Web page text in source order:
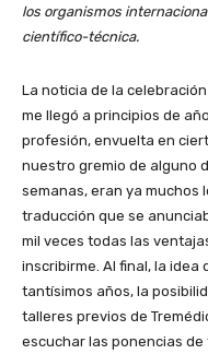
los organismos
científico-técnica.
La noticia de la
me llegó a principios de
profesión, envuelta en
nuestro gremio de alguno
semanas, eran ya muchos
traducción que se
mil veces todas las
inscribirme. Al final, la idea
tantísimos años, la
talleres previos de
escuchar las ponencias